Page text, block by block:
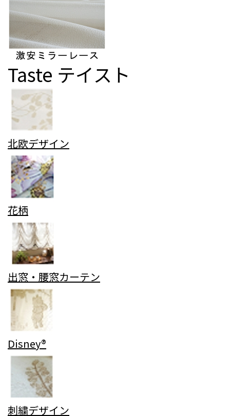
Taste テイスト
北欧デザイン
花柄
出窓・腰窓カーテン
Disney®
刺繍デザイン